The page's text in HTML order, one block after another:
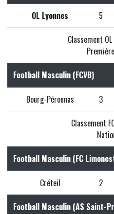
OL Lyonnes 5
Classement OL
Football Masculin (FCVB)
Bourg-Péronnas 3
Classement
Football Masculin (FC
Créteil 2
Football Masculin (AS Saint-